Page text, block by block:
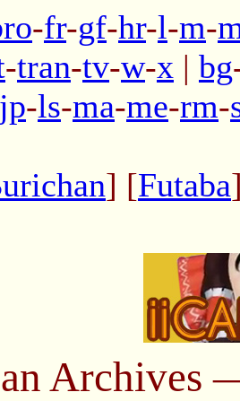
-fr-gf-hr-l-m-
-tran-tv-w-x | bg
jp-ls-ma-me-rm-
] [Futaba
Archives